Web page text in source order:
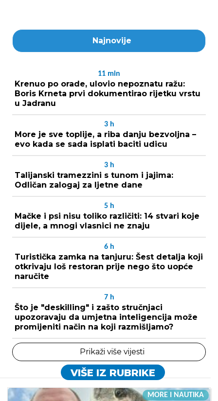
Najnovije
11 min
Krenuo po orade, ulovio nepoznatu ražu:
Boris Krneta prvi dokumentirao rijetku vrstu
u Jadranu
3 h
More je sve toplije, a riba danju bezvoljna –
evo kada se sada isplati baciti udicu
3 h
Talijanski tramezzini s tunom i jajima:
Odličan zalogaj za ljetne dane
5 h
Mačke i psi nisu toliko različiti: 14 stvari koje
dijele, a mnogi vlasnici ne znaju
6 h
Turistička zamka na tanjuru: Šest detalja koji
otkrivaju loš restoran prije nego što uopće
naručite
7 h
Što je "deskilling" i zašto stručnjaci
upozoravaju da umjetna inteligencija može
promijeniti način na koji razmišljamo?
Prikaži više vijesti
VIŠE IZ RUBRIKE
MORE I NAUTIKA